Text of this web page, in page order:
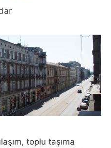
toplu taşıma